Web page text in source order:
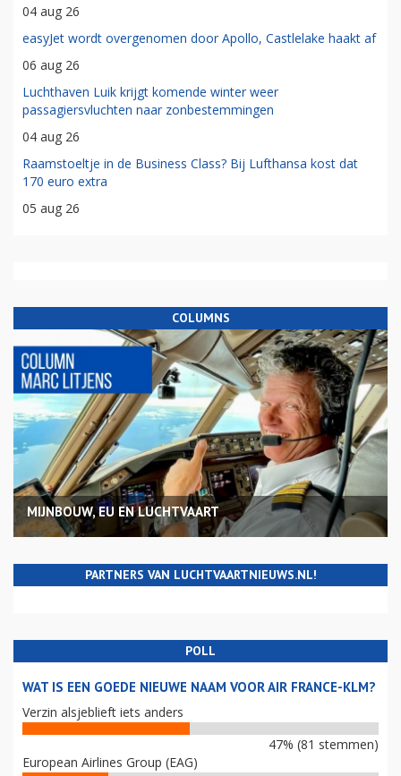
04 aug 26
easyJet wordt overgenomen door Apollo, Castlelake haakt af
06 aug 26
Luchthaven Luik krijgt komende winter weer
passagiersvluchten naar zonbestemmingen
04 aug 26
Raamstoeltje in de Business Class? Bij Lufthansa kost dat
170 euro extra
05 aug 26
COLUMNS
MIJNBOUW, EU EN LUCHTVAART
PARTNERS VAN LUCHTVAARTNIEUWS.NL!
POLL
WAT IS EEN GOEDE NIEUWE NAAM VOOR AIR FRANCE-KLM?
Verzin alsjeblieft iets anders
47% (81 stemmen)
European Airlines Group (EAG)